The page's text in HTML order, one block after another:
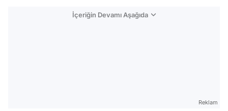
İçeriğin Devamı Aşağıda
Reklam